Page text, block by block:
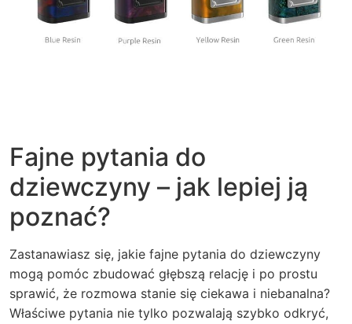
Fajne pytania do
dziewczyny – jak lepiej ją
poznać?
Zastanawiasz się, jakie fajne pytania do dziewczyny
mogą pomóc zbudować głębszą relację i po prostu
sprawić, że rozmowa stanie się ciekawa i niebanalna?
Właściwe pytania nie tylko pozwalają szybko odkryć,